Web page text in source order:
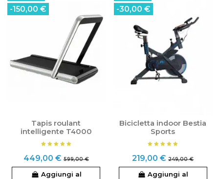
-150,00 €
Tapis roulant
intelligente T4000
449,00 € 599,00 €
Aggiungi al
-30,00 €
Bicicletta indoor Bestia
Sports
219,00 € 249,00 €
Aggiungi al